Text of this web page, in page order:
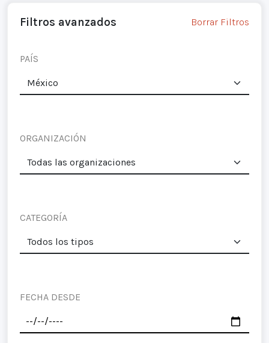
Filtros avanzados Borrar Filtros
PAÍS
ORGANIZACIÓN
CATEGORÍA
FECHA DESDE